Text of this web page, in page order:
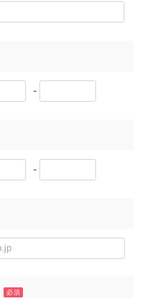
-
-
必須